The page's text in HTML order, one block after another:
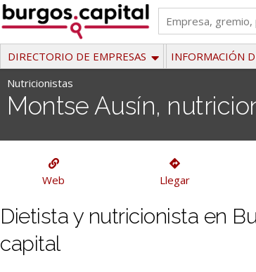
.
__('Search
for:')
DIRECTORIO DE EMPRESAS INFORMACIÓN
Nutricionistas
Montse Ausín,
Web Llegar
Dietista y nutricionista en
capital